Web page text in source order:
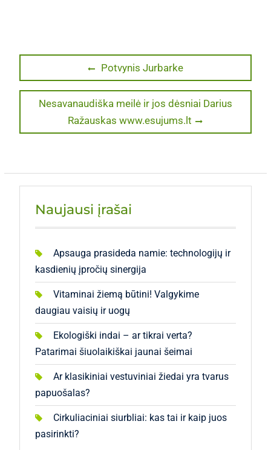
Navigacija
tarp
įrašų
Previous
post:
Potvynis Jurbarke
Next
Nesavanaudiška meilė ir jos dėsniai Darius
Ražauskas www.esujums.lt
Naujausi įrašai
Apsauga prasideda namie: technologijų ir
kasdienių įpročių sinergija
Vitaminai žiemą būtini! Valgykime
daugiau vaisių ir uogų
Ekologiški indai – ar tikrai verta?
Patarimai šiuolaikiškai jaunai šeimai
Ar klasikiniai vestuviniai žiedai yra tvarus
papuošalas?
Cirkuliaciniai siurbliai: kas tai ir kaip juos
pasirinkti?